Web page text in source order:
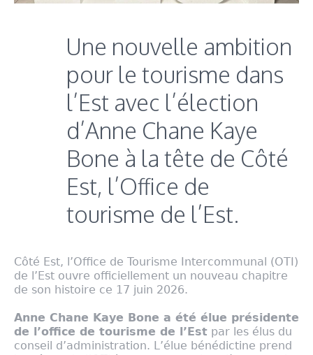
Une nouvelle ambition
pour le tourisme dans
l’Est avec l’élection
d’Anne Chane Kaye
Bone à la tête de Côté
Est, l’Office de
tourisme de l’Est.
Côté Est, l’Office de Tourisme Intercommunal (OTI)
de l’Est ouvre officiellement un nouveau chapitre
de son histoire ce 17 juin 2026.
Anne Chane Kaye Bone a été élue présidente
de l’office de tourisme de l’Est par les élus du
conseil d’administration. L’élue bénédictine prend